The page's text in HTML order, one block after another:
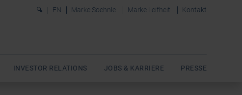
0 EN Marke Soehnle Marke Leifheit Kontakt
INVESTOR RELATIONS JOBS & KARRIERE PRESSE